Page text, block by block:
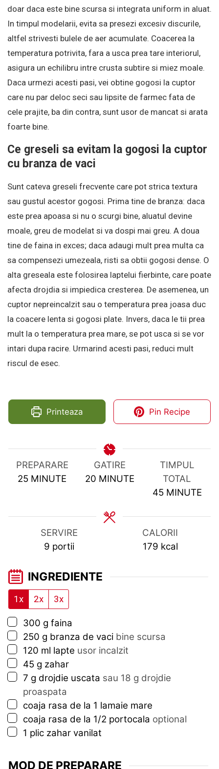
doar daca este bine scursa si integrata uniform in aluat.
In timpul modelarii, evita sa presezi excesiv discurile,
altfel strivesti bulele de aer acumulate. Coacerea la
temperatura potrivita, fara a usca prea tare interiorul,
asigura un echilibru intre crusta subtire si miez moale.
Daca urmezi acesti pasi, vei obtine gogosi la cuptor
care nu par deloc seci sau lipsite de farmec fata de
cele prajite, ba din contra, sunt usor de mancat si arata
foarte bine.
Ce greseli sa evitam la gogosi la cuptor
cu branza de vaci
Sunt cateva greseli frecvente care pot strica textura
sau gustul acestor gogosi. Prima tine de branza: daca
este prea apoasa si nu o scurgi bine, aluatul devine
moale, greu de modelat si va dospi mai greu. A doua
tine de faina in exces; daca adaugi mult prea multa ca
sa compensezi umezeala, risti sa obtii gogosi dense. O
alta greseala este folosirea laptelui fierbinte, care poate
afecta drojdia si impiedica cresterea. De asemenea, un
cuptor nepreincalzit sau o temperatura prea joasa duc
la coacere lenta si gogosi plate. Invers, daca le tii prea
mult la o temperatura prea mare, se pot usca si se vor
intari dupa racire. Urmarind acesti pasi, reduci mult
riscul de esec.
Printeaza Pin Recipe
PREPARARE
25 MINUTES
MINUTE
GATIRE
20MINUTES
MINUTE
TIMPUL
TOTAL
45MINUTES
MINUTE
SERVIRE
9 portii
CALORII
179 kcal
INGREDIENTE
1x 2x 3x
▢
300 g faina
▢
250 g branza de vaci bine scursa
▢
120 ml lapte usor incalzit
▢
45 g zahar
▢
7 g drojdie uscata sau 18 g drojdie
proaspata
▢
coaja rasa de la 1 lamaie mare
▢
coaja rasa de la 1/2 portocala optional
▢
1 plic zahar vanilat
MOD DE PREPARARE